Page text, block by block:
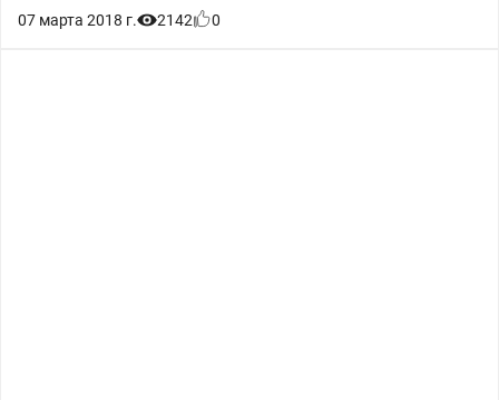
07 марта 2018 г. 2142 0